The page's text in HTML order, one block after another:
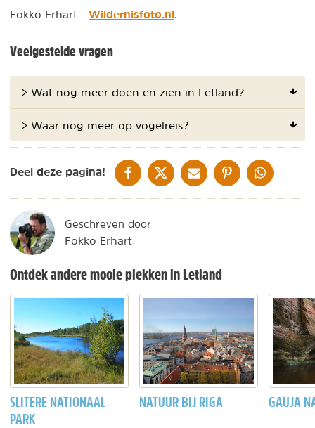
Fokko Erhart - Wildernisfoto.nl.
Veelgestelde vragen
> Wat nog meer doen en zien in Letland?
> Waar nog meer op vogelreis?
Deel deze pagina! DELEN OP FACEBOOK
DELEN OP XDELEN VIA DE MAIL
DELEN OP PINTEREST
DELEN OP
Geschreven door
Fokko Erhart
Ontdek andere mooie plekken in Letland
SLITERE NATIONAAL
PARK
NATUUR BIJ RIGA GAUJA